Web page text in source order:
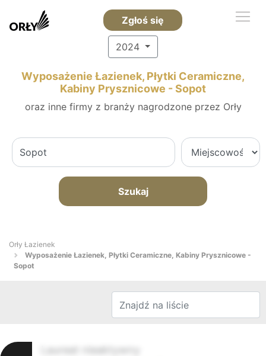
Zgłoś się
2024
Wyposażenie Łazienek, Płytki Ceramiczne,
Kabiny Prysznicowe - Sopot
oraz inne firmy z branży nagrodzone przez Orły
Szukaj
Orły Łazienek
Wyposażenie Łazienek, Płytki Ceramiczne, Kabiny Prysznicowe -
Sopot